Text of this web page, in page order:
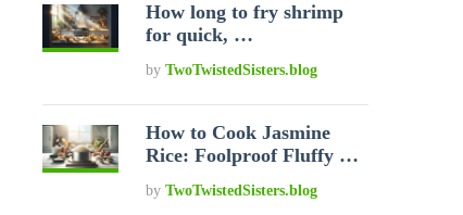
How long to fry shrimp
for quick, …
byTwoTwistedSisters.blog
How to Cook Jasmine
Rice: Foolproof Fluffy …
byTwoTwistedSisters.blog